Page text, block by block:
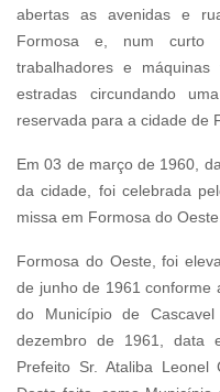
abertas as avenidas e
Formosa e, num curto
trabalhadores e
estradas circundando
reservada para a cidade de
Em 03 de março de 1960,
da cidade, foi celebrada
missa em Formosa do Oeste.
Formosa do Oeste, foi
de junho de 1961 conforme
do Município de
dezembro de 1961, data
Prefeito Sr. Ataliba Leonel